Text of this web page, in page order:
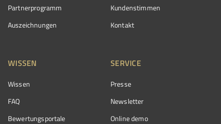
Partnerprogramm
Auszeichnungen
Kundenstimmen
Kontakt
WISSEN
Wissen
FAQ
Bewertungsportale
SERVICE
Presse
Newsletter
Online demo